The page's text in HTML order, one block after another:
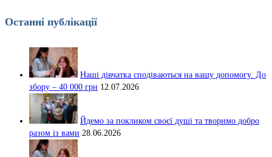
Останні публікації
Наші дівчатка сподіваються на вашу допомогу. До
збору – 40 000 грн 12.07.2026
Йдемо за покликом своєї душі та творимо добро
разом із вами 28.06.2026